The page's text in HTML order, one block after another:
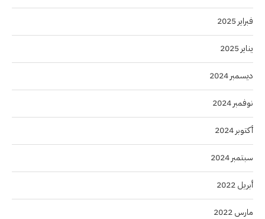
فبراير 2025
يناير 2025
ديسمبر 2024
نوفمبر 2024
أكتوبر 2024
سبتمبر 2024
أبريل 2022
مارس 2022